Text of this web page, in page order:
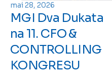
mai 28, 2026
MGI Dva Dukata
na 11. CFO &
CONTROLLING
KONGRESU